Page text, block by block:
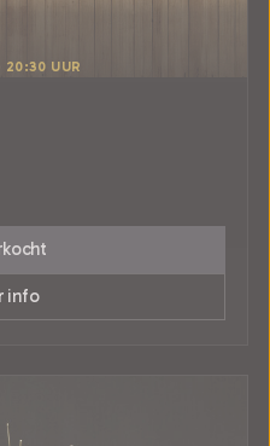
20:30 UUR
info